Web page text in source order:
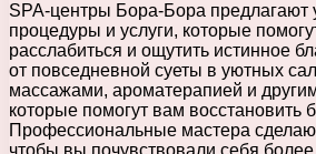
SPA-центры Бора-Бора предлагают
процедуры и услуги, которые
расслабиться и ощутить истинное
от повседневной суеты в уютных
массажами, ароматерапией и
которые помогут вам восстановить
Профессиональные мастера
чтобы вы почувствовали себя